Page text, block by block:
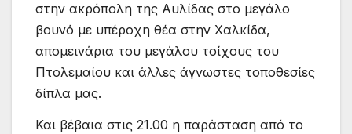
στην ακρόπολη της Αυλίδας στο μεγάλο
βουνό με υπέροχη θέα στην Χαλκίδα,
απομεινάρια του μεγάλου τοίχους του
Πτολεμαίου και άλλες άγνωστες τοποθεσίες
δίπλα μας.
Και βέβαια στις 21.00 η παράσταση από το